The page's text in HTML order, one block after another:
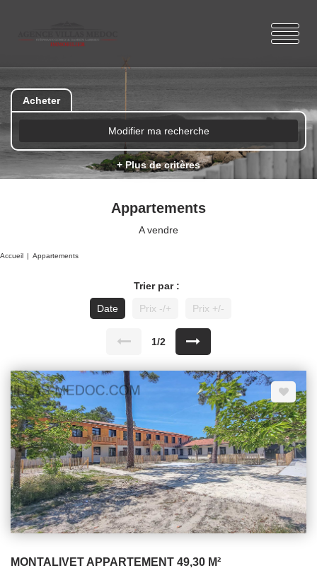
Acheter
Modifier ma recherche
+ Plus de critères
Appartements
A vendre
Accueil Appartements
Trier par :
Date
Prix -/+ Prix +/-
1/2
MONTALIVET APPARTEMENT 49,30 M²